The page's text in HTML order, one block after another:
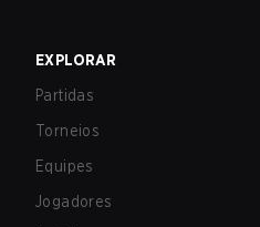
EXPLORAR
Partidas
Torneios
Equipes
Jogadores